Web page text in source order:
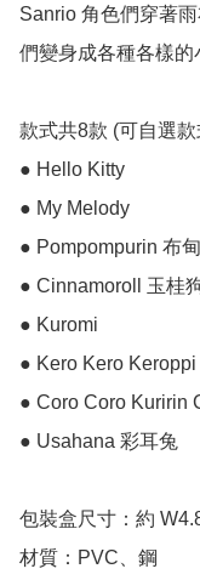
Sanrio 角色們穿著
們變身成各種各樣
款式共8款 (可自選款
● Hello Kitty
● My Melody
● Pompompurin 布
● Cinnamoroll 玉桂
● Kuromi
● Kero Kero Keroppi
● Coro Coro Kuririn
● Usahana 彩耳兔
包裝盒尺寸：約
材質：PVC、鋼